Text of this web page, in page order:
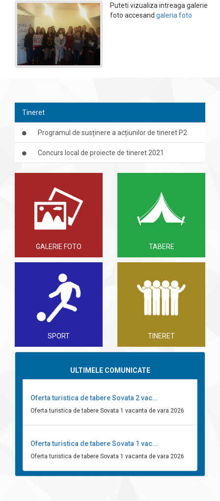
Puteti vizualiza intreaga galerie
foto accesand galeria foto
Tineret
Programul de susținere a acțiunilor de tineret P2
Concurs local de proiecte de tineret 2021
GALERIE FOTO TABERE
SPORT TINERET
ULTIMELE COMUNICATE
Oferta turistica de tabere Sovata 2 vac...
Oferta turistica de tabere Sovata 1 vacanta de vara 2026
Oferta turistica de tabere Sovata 1 vac...
Oferta turistica de tabere Sovata 1 vacanta de vara 2026